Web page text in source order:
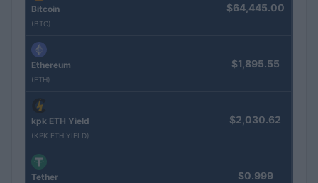
Bitcoin
(BTC)
$64,445.00
Ethereum
(ETH)
$1,895.55
kpk ETH Yield
(KPK ETH YIELD)
$2,030.62
Tether $0.999